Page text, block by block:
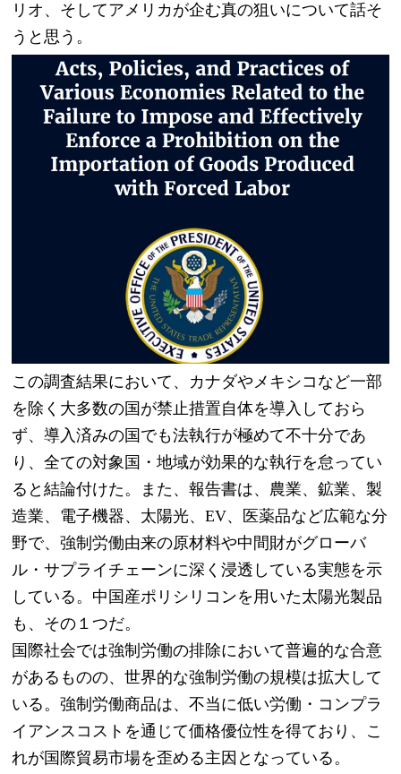
リオ、そしてアメリカが企む真の狙いについて話そ
うと思う。
この調査結果において、カナダやメキシコなど一部
を除く大多数の国が禁止措置自体を導入しておら
ず、導入済みの国でも法執行が極めて不十分であ
り、全ての対象国・地域が効果的な執行を怠ってい
ると結論付けた。また、報告書は、農業、鉱業、製
造業、電子機器、太陽光、EV、医薬品など広範な分
野で、強制労働由来の原材料や中間財がグローバ
ル・サプライチェーンに深く浸透している実態を示
している。中国産ポリシリコンを用いた太陽光製品
も、その１つだ。
国際社会では強制労働の排除において普遍的な合意
があるものの、世界的な強制労働の規模は拡大して
いる。強制労働商品は、不当に低い労働・コンプラ
イアンスコストを通じて価格優位性を得ており、こ
れが国際貿易市場を歪める主因となっている。